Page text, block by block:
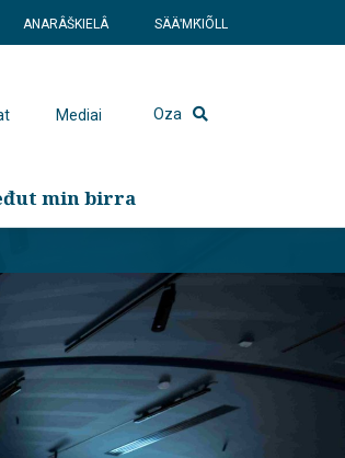
ANARÂŠKIELÂ SÄÄʹMǨIÕLL
Mediai Oza
min birra